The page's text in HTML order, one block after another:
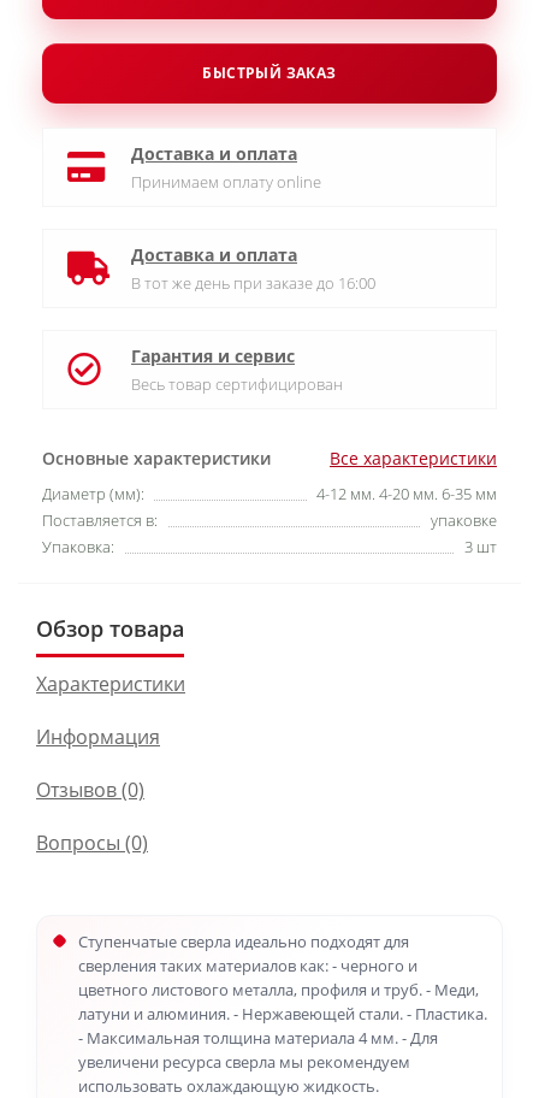
Основные характеристики Все характеристики
Диаметр (мм):
4-12 мм. 4-20 мм. 6-35 мм
Поставляется в:
упаковке
Упаковка:
3 шт
БЫСТРЫЙ ЗАКАЗ
Доставка и оплата
Принимаем оплату online
Доставка и оплата
В тот же день при заказе до 16:00
Гарантия и сервис
Весь товар сертифицирован
Обзор товара
Характеристики
Информация
Отзывов (0)
Вопросы (0)
Ступенчатые сверла идеально подходят для
сверления таких материалов как: - черного и
цветного листового металла, профиля и труб. - Меди,
латуни и алюминия. - Нержавеющей стали. - Пластика.
- Максимальная толщина материала 4 мм. - Для
увеличени ресурса сверла мы рекомендуем
использовать охлаждающую жидкость.